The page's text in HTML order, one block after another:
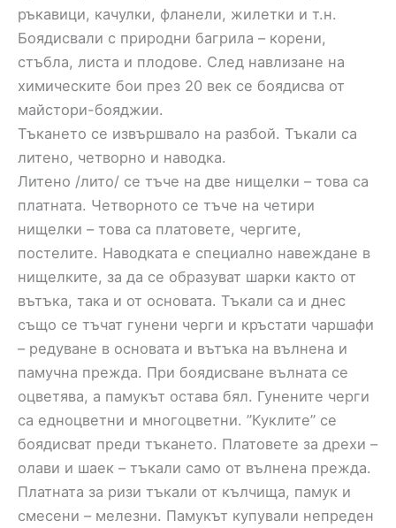
ръкавици, качулки, фланели, жилетки и т.н.
Боядисвали с природни багрила – корени,
стъбла, листа и плодове. След навлизане на
химическите бои през 20 век се боядисва от
майстори-бояджии.
Тъкането се извършвало на разбой. Тъкали са
литено, четворно и наводка.
Литено /лито/ се тъче на две нищелки – това са
платната. Четворното се тъче на четири
нищелки – това са платовете, чергите,
постелите. Наводката е специално навеждане в
нищелките, за да се образуват шарки както от
вътъка, така и от основата. Тъкали са и днес
също се тъчат гунени черги и кръстати чаршафи
– редуване в основата и вътъка на вълнена и
памучна прежда. При боядисване вълната се
оцветява, а памукът остава бял. Гунените черги
са едноцветни и многоцветни. ”Куклите” се
боядисват преди тъкането. Платовете за дрехи –
олави и шаек – тъкали само от вълнена прежда.
Платната за ризи тъкали от кълчища, памук и
смесени – мелезни. Памукът купували непреден